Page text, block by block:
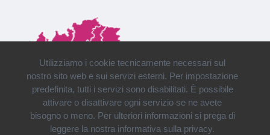
Installazioni e consegne in tutto il Nord Italia
Utilizziamo i cookie tecnicamente necessari sul
nostro sito web e sui servizi esterni. Per impostazione
predefinita, tutti i servizi sono disabilitati. È possibile
attivare o disattivare ogni servizio se ne avete
bisogno o meno. Per ulteriori informazioni si prega di
leggere la nostra informativa sulla privacy.